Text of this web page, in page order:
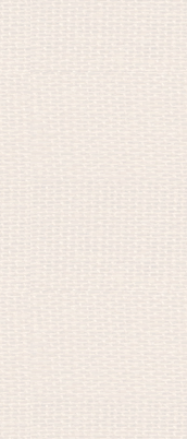
PLR-585.00